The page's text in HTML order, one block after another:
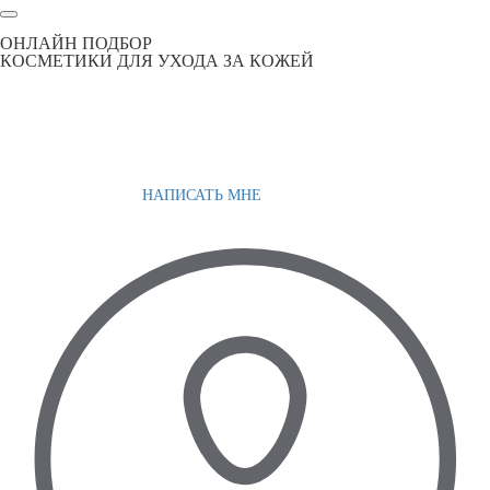
ОНЛАЙН ПОДБОР
КОСМЕТИКИ ДЛЯ УХОДА ЗА КОЖЕЙ
НАПИСАТЬ МНЕ